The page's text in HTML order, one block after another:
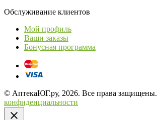
Обслуживание клиентов
Мой профиль
Ваши заказы
Бонусная программа
© АптекаЮГ.ру, 2026. Все права защищены.
конфиденциальности